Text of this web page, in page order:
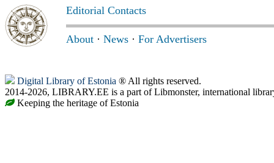
Editorial Contacts
About · News · For Advertisers
Digital Library of Estonia ® All rights reserved.
2014-2026, LIBRARY.EE is a part of Libmonster, international
Keeping the heritage of Estonia